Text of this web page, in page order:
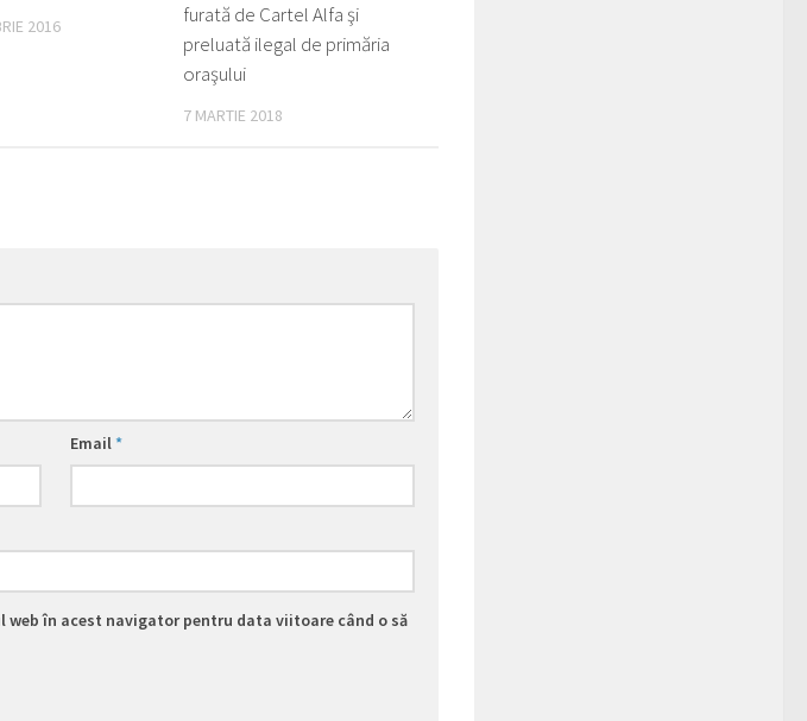
2016
furată de Cartel Alfa şi
preluată ilegal de primăria
oraşului
7 MARTIE 2018
Email*
web în acest navigator pentru data viitoare când o să